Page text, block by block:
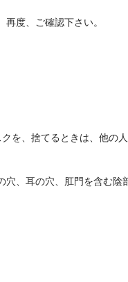
度、ご確認下さい。
を、捨てるときは、他の
穴、耳の穴、肛門を含む陰